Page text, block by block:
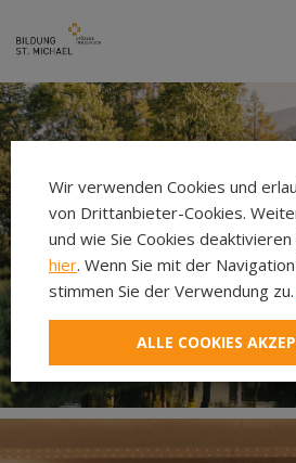
Wir verwenden Cookies und
von Drittanbieter-Cookies.
und wie Sie Cookies
hier. Wenn Sie mit der
stimmen Sie der Verwendung zu.
ALLE COOKIES